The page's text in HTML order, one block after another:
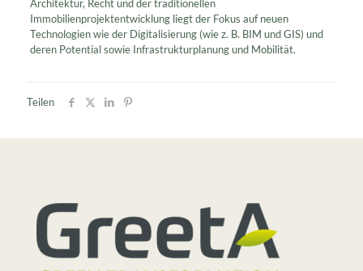
Architektur, Recht und der traditionellen
Immobilienprojektentwicklung liegt der Fokus auf neuen
Technologien wie der Digitalisierung (wie z. B. BIM und GIS) und
deren Potential sowie Infrastrukturplanung und Mobilität.
Teilen